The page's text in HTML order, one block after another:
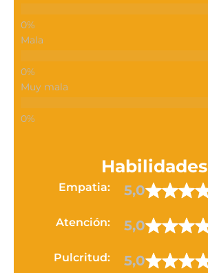
Mala
Muy mala
Habilidades
Empatia: 5,0
Atención: 5,0
Pulcritud: 5,0